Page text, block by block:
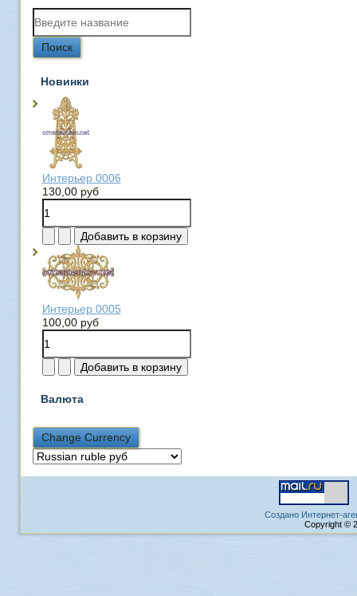
Новинки
Интерьер 0006
130,00 руб
Интерьер 0005
100,00 руб
Валюта
Создано Интернет-
Copyright ©